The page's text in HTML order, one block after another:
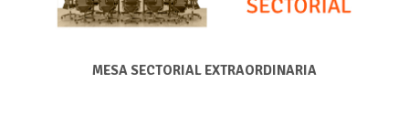
MESA SECTORIAL EXTRAORDINARIA